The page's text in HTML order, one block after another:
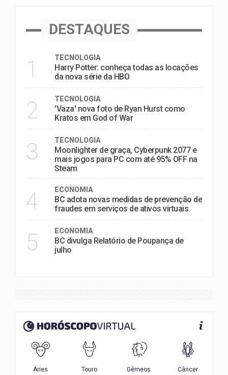
DESTAQUES
1 TECNOLOGIA
Harry Potter: conheça todas as locações
da nova série da HBO
2 TECNOLOGIA
'Vaza' nova foto de Ryan Hurst como
Kratos em God of War
3 TECNOLOGIA
Moonlighter de graça, Cyberpunk 2077 e
mais jogos para PC com até 95% OFF na
Steam
4 ECONOMIA
BC adota novas medidas de prevenção de
fraudes em serviços de ativos virtuais
5 ECONOMIA
BC divulga Relatório de Poupança de
julho